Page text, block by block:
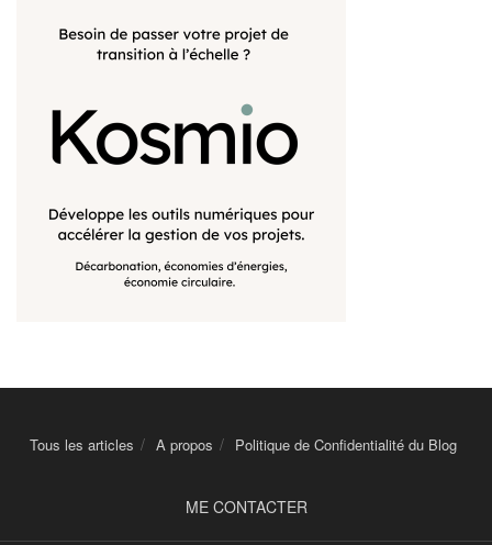
Tous les articles A propos Politique de Confidentialité du Blog
ME CONTACTER